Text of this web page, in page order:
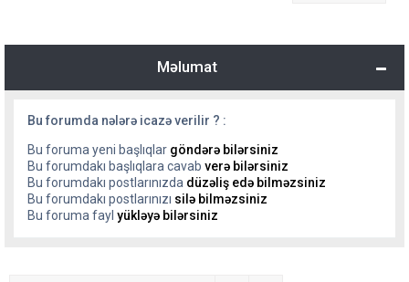
Məlumat
Bu forumda nələrə icazə verilir ? :
Bu foruma yeni başlıqlar göndərə bilərsiniz
Bu forumdakı başlıqlara cavab verə bilərsiniz
Bu forumdakı postlarınızda düzəliş edə bilməzsiniz
Bu forumdakı postlarınızı silə bilməzsiniz
Bu foruma fayl yükləyə bilərsiniz